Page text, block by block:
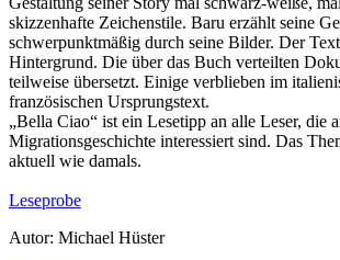
skizzenhafte Zeichenstile. Baru erzählt seine
schwerpunktmäßig durch seine Bilder. Der
Hintergrund. Die über das Buch verteilten
teilweise übersetzt. Einige verblieben im
französischen Ursprungstext.
„Bella Ciao“ ist ein Lesetipp an alle Leser, die
Migrationsgeschichte interessiert sind. Das
aktuell wie damals.
Leseprobe
Autor: Michael Hüster